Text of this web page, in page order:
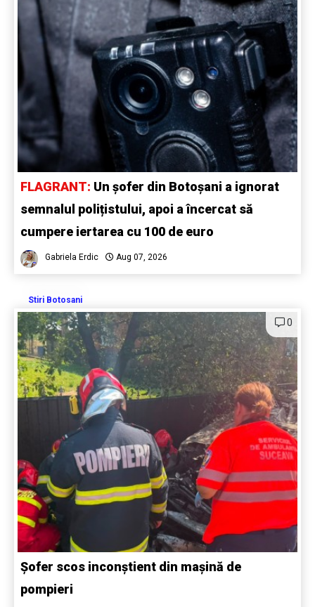
FLAGRANT: Un șofer din Botoșani a ignorat
semnalul polițistului, apoi a încercat să
cumpere iertarea cu 100 de euro
Gabriela Erdic Aug 07, 2026
Stiri Botosani
0
Șofer scos inconștient din mașină de
pompieri